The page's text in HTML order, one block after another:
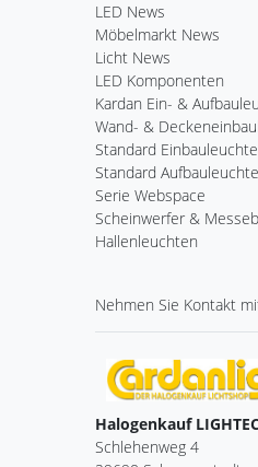
LED News
Möbelmarkt News
Licht News
LED Komponenten
Kardan Ein- &
Wand- &
Standard
Standard
Serie Webspace
Scheinwerfer &
Hallenleuchten
Nehmen Sie Kontakt
Halogenkauf
Schlehenweg 4